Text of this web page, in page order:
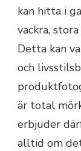
kan hitta i
vackra,
Detta kan
och
är total
erbjuder
alltid om